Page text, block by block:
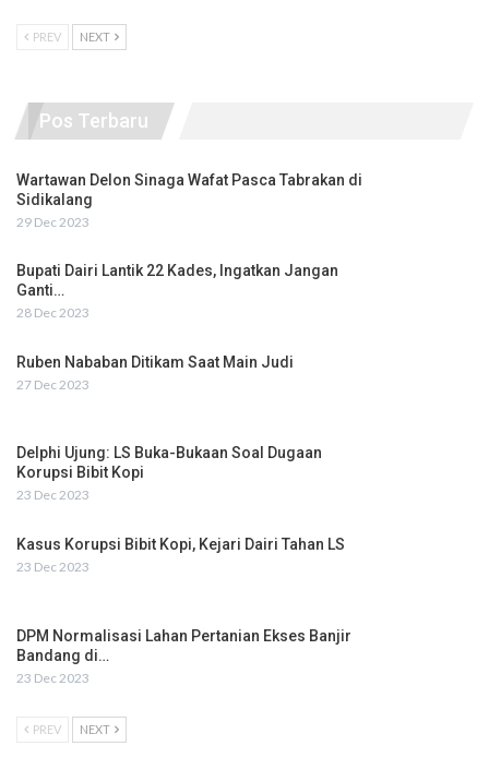
PREV NEXT
Pos Terbaru
Wartawan Delon Sinaga Wafat Pasca Tabrakan di
Sidikalang
29 Dec 2023
Bupati Dairi Lantik 22 Kades, Ingatkan Jangan
Ganti…
28 Dec 2023
Ruben Nababan Ditikam Saat Main Judi
27 Dec 2023
Delphi Ujung: LS Buka-Bukaan Soal Dugaan
Korupsi Bibit Kopi
23 Dec 2023
Kasus Korupsi Bibit Kopi, Kejari Dairi Tahan LS
23 Dec 2023
DPM Normalisasi Lahan Pertanian Ekses Banjir
Bandang di…
23 Dec 2023
PREV NEXT